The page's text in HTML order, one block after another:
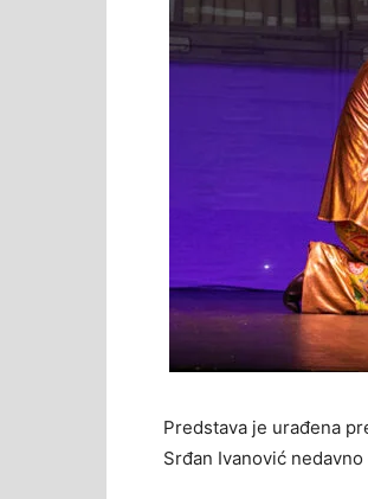
Predstava je urađena
Srđan Ivanović